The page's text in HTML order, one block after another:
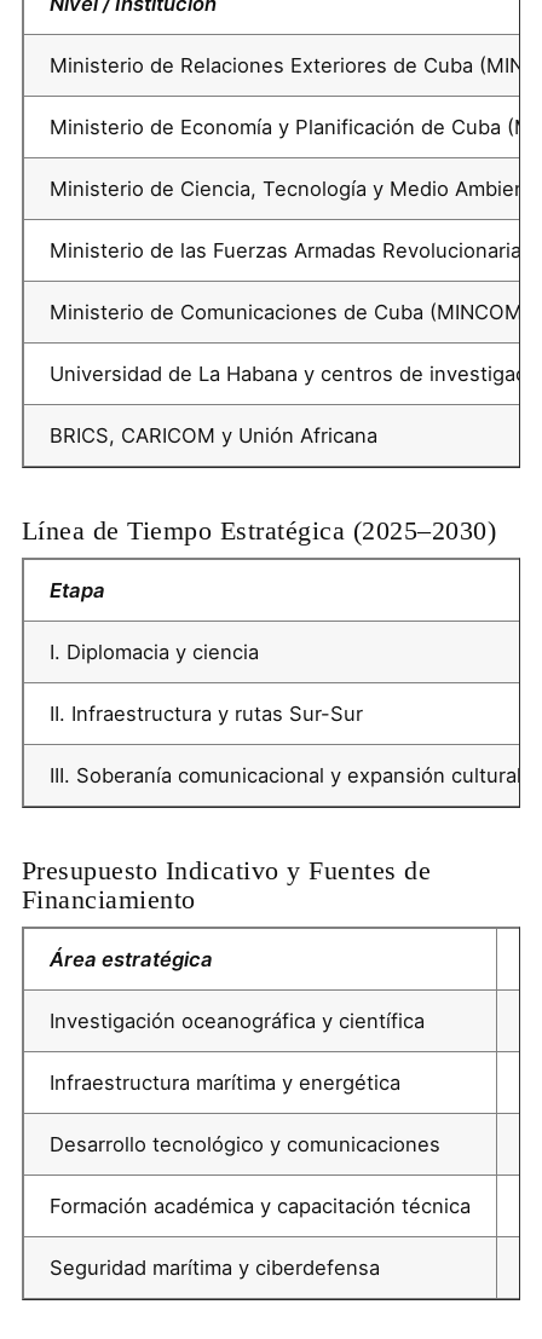
Ministerio de Relaciones Exteriores de Cuba
Ministerio de Economía y Planificación de Cuba
Ministerio de Ciencia, Tecnología y Medio
Ministerio de las Fuerzas Armadas Revolucionarias
Ministerio de Comunicaciones de Cuba (MINCOM)
Universidad de La Habana y centros de
BRICS, CARICOM y Unión Africana
Línea de Tiempo Estratégica (2025–2030)
Etapa
I. Diplomacia y ciencia
II. Infraestructura y rutas Sur-Sur
III. Soberanía comunicacional y expansión cultural
Presupuesto Indicativo y Fuentes de
Financiamiento
Área estratégica
Investigación oceanográfica y científica
Infraestructura marítima y energética
Desarrollo tecnológico y comunicaciones
Formación académica y capacitación técnica
Seguridad marítima y ciberdefensa